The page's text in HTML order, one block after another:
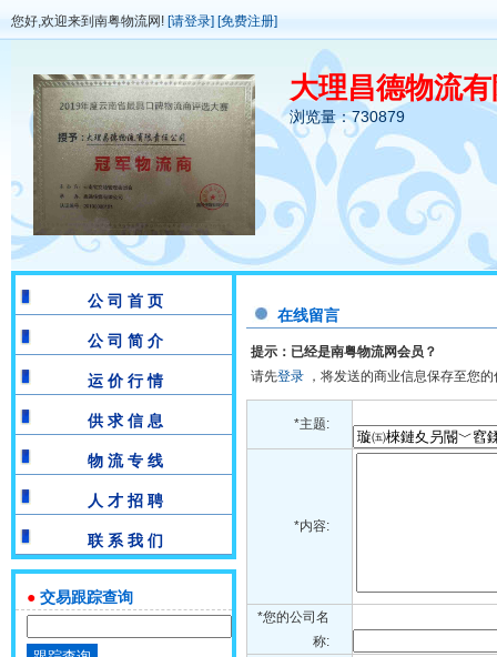
您好,欢迎来到南粤物流网! [请登录] [免费注册]
大理昌德物流
浏览量：730879
公 司 首 页
公 司 简 介
运 价 行 情
供 求 信 息
物 流 专 线
人 才 招 聘
联 系 我 们
● 交易跟踪查询
在线留言
提示：已经是南粤物流网会员？
请先登录 ，将发送的商业信息保存至您
*主题:
*内容:
*您的公司名
称: